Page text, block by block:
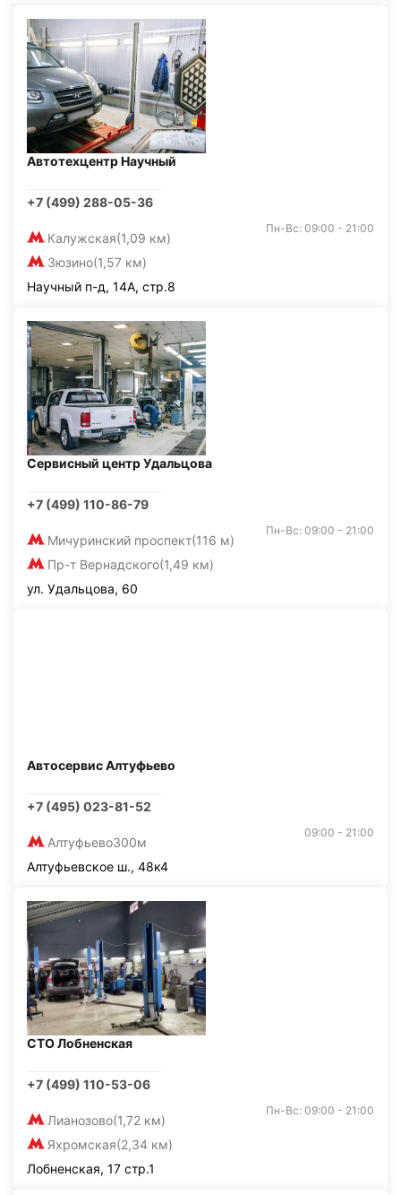
Автотехцентр Научный
+7 (499) 288-05-36
Калужская(1,09 км)
Зюзино(1,57 км)
Пн-Вс: 09:00 - 21:00
Научный п-д, 14А, стр.8
Сервисный центр Удальцова
+7 (499) 110-86-79
Мичуринский проспект(116 м)
Пр-т Вернадского(1,49 км)
Пн-Вс: 09:00 - 21:00
ул. Удальцова, 60
Автосервис Алтуфьево
+7 (495) 023-81-52
Алтуфьево300м
09:00 - 21:00
Алтуфьевское ш., 48к4
СТО Лобненская
+7 (499) 110-53-06
Лианозово(1,72 км)
Яхромская(2,34 км)
Пн-Вс: 09:00 - 21:00
Лобненская, 17 стр.1